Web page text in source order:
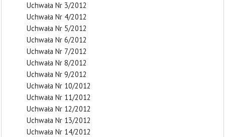
Uchwała Nr 3/2012
Uchwała Nr 4/2012
Uchwała Nr 5/2012
Uchwała Nr 6/2012
Uchwała Nr 7/2012
Uchwała Nr 8/2012
Uchwała Nr 9/2012
Uchwała Nr 10/2012
Uchwała Nr 11/2012
Uchwała Nr 12/2012
Uchwała Nr 13/2012
Uchwała Nr 14/2012